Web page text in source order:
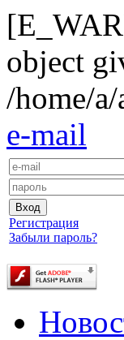
object
/home/
e-mail
Регистрация
Забыли пароль?